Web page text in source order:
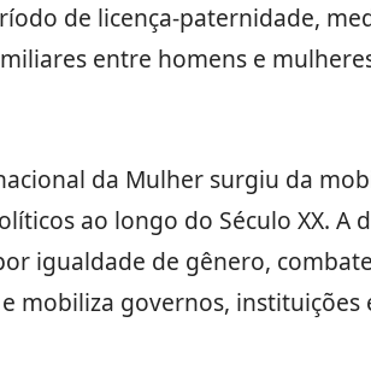
de licença-paternidade,
entre homens e
da Mulher surgiu da
ao longo do Século XX. A
igualdade de gênero,
mobiliza governos,